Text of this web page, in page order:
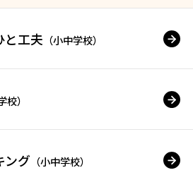
と工夫 （小中学校）
校）
ング （小中学校）